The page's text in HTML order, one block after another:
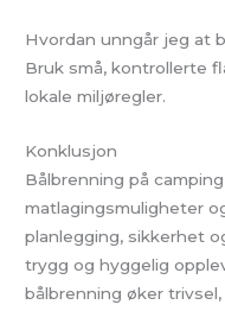
Hvordan unngår jeg at
Bruk små, kontrollerte
lokale miljøregler.
Konklusjon
Bålbrenning på
matlagingsmuligheter
planlegging, sikkerhet
trygg og hyggelig
bålbrenning øker